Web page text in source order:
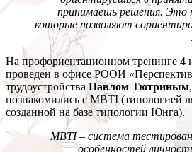
принимаешь решения. Это
которые позволяют
На профориентационном тренинге 4
проведен в офисе РООИ
трудоустройстваПавлом Тютриным
познакомились с MBTI (типологией
созданной на базе типологии Юнга).
MBTI – система
особенностей